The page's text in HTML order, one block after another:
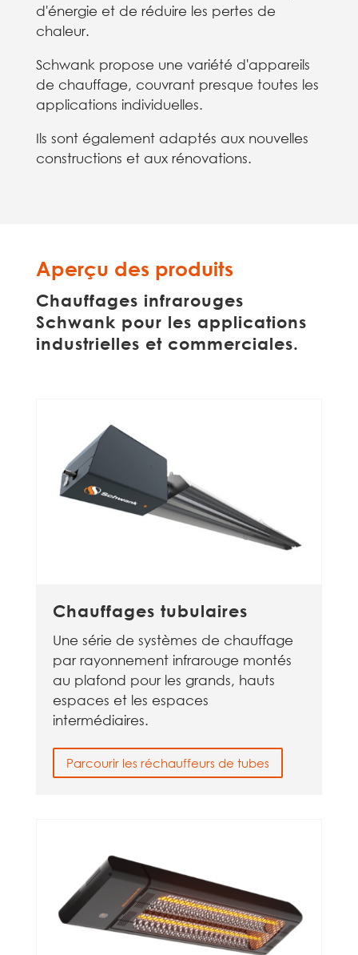
d'énergie et de réduire les pertes de
chaleur.
Schwank propose une variété d'appareils
de chauffage, couvrant presque toutes les
applications individuelles.
Ils sont également adaptés aux nouvelles
constructions et aux rénovations.
Aperçu des produits
Chauffages infrarouges
Schwank pour les applications
industrielles et commerciales.
Chauffages tubulaires
Une série de systèmes de chauffage
par rayonnement infrarouge montés
au plafond pour les grands, hauts
espaces et les espaces
intermédiaires.
Parcourir les réchauffeurs de tubes